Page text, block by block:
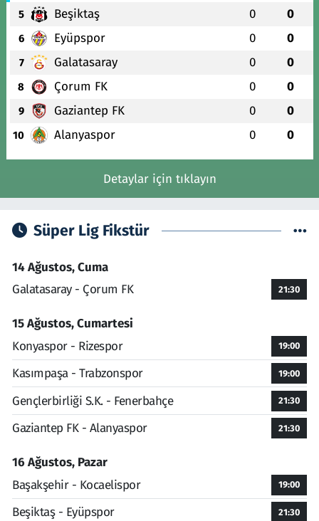
5 Beşiktaş 0 0
6 Eyüpspor 0 0
7 Galatasaray 0 0
8 Çorum FK 0 0
9 Gaziantep FK 0 0
10 Alanyaspor 0 0
Detaylar için tıklayın
Süper Lig Fikstür
14 Ağustos, Cuma
Galatasaray - Çorum FK
21:30
15 Ağustos, Cumartesi
Konyaspor - Rizespor
19:00
Kasımpaşa - Trabzonspor 19:00
Gençlerbirliği S.K. - Fenerbahçe 21:30
Gaziantep FK - Alanyaspor 21:30
16 Ağustos, Pazar
Başakşehir - Kocaelispor
19:00
Beşiktaş - Eyüpspor 21:30